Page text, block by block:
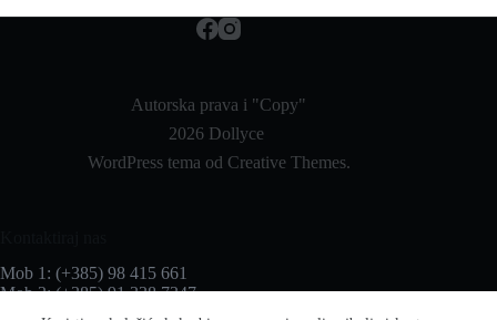
Autorska prava i "Copy"
2026 Dollyce
WordPress tema od Creative Themes.
Mob 1: (+385) 98 415 661
Mob 2: (+385) 91 338 7347